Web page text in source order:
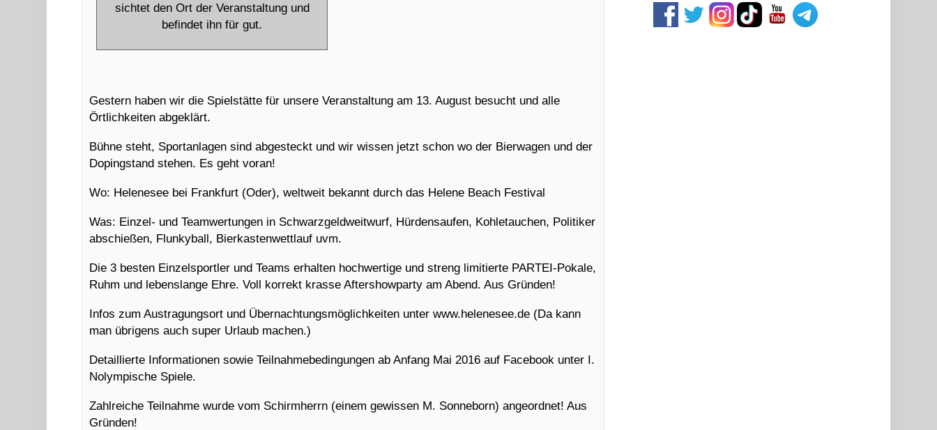
sichtet den Ort der Veranstaltung und
befindet ihn für gut.
Gestern haben wir die Spielstätte für unsere Veranstaltung am 13. August besucht und alle
Örtlichkeiten abgeklärt.
Bühne steht, Sportanlagen sind abgesteckt und wir wissen jetzt schon wo der Bierwagen und der
Dopingstand stehen. Es geht voran!
Wo: Helenesee bei Frankfurt (Oder), weltweit bekannt durch das Helene Beach Festival
Was: Einzel- und Teamwertungen in Schwarzgeldweitwurf, Hürdensaufen, Kohletauchen, Politiker
abschießen, Flunkyball, Bierkastenwettlauf uvm.
Die 3 besten Einzelsportler und Teams erhalten hochwertige und streng limitierte PARTEI-Pokale,
Ruhm und lebenslange Ehre. Voll korrekt krasse Aftershowparty am Abend. Aus Gründen!
Infos zum Austragungsort und Übernachtungsmöglichkeiten unter www.helenesee.de (Da kann
man übrigens auch super Urlaub machen.)
Detaillierte Informationen sowie Teilnahmebedingungen ab Anfang Mai 2016 auf Facebook unter I.
Nolympische Spiele.
Zahlreiche Teilnahme wurde vom Schirmherrn (einem gewissen M. Sonneborn) angeordnet! Aus
Gründen!